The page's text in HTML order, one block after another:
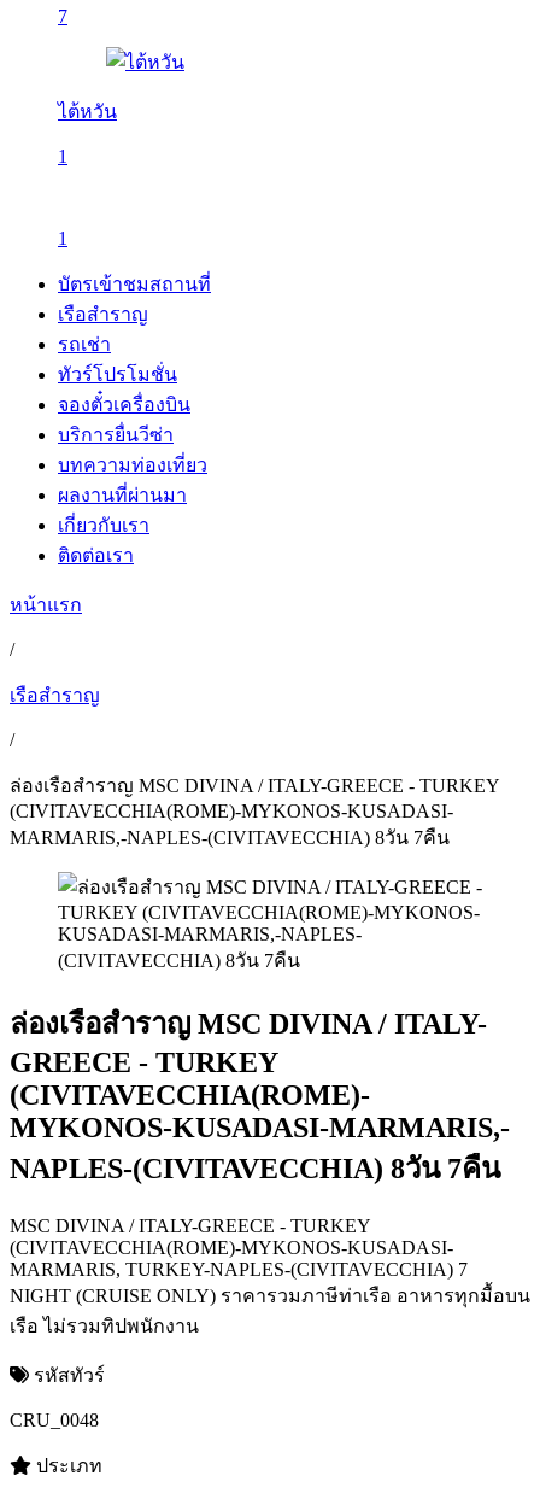
7
ไต้หวัน
1
1
บัตรเข้าชมสถานที่
เรือสำราญ
รถเช่า
ทัวร์โปรโมชั่น
จองตั๋วเครื่องบิน
บริการยื่นวีซ่า
บทความท่องเที่ยว
ผลงานที่ผ่านมา
เกี่ยวกับเรา
ติดต่อเรา
หน้าแรก
/
เรือสำราญ
/
ล่องเรือสำราญ MSC DIVINA / ITALY-GREECE - TURKEY
(CIVITAVECCHIA(ROME)-MYKONOS-KUSADASI-
MARMARIS,-NAPLES-(CIVITAVECCHIA) 8วัน 7คืน
ล่องเรือสำราญ MSC DIVINA / ITALY-
GREECE - TURKEY
(CIVITAVECCHIA(ROME)-
MYKONOS-KUSADASI-MARMARIS,-
NAPLES-(CIVITAVECCHIA) 8วัน 7คืน
MSC DIVINA / ITALY-GREECE - TURKEY
(CIVITAVECCHIA(ROME)-MYKONOS-KUSADASI-
MARMARIS, TURKEY-NAPLES-(CIVITAVECCHIA) 7
NIGHT (CRUISE ONLY) ราคารวมภาษีท่าเรือ อาหารทุกมื้อบน
เรือ ไม่รวมทิปพนักงาน
รหัสทัวร์
CRU_0048
ประเภท